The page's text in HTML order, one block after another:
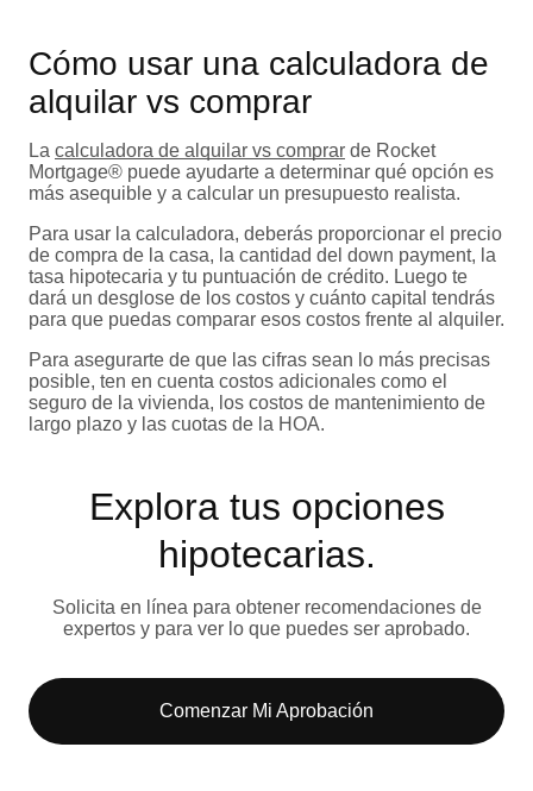
Cómo usar una calculadora de
alquilar vs comprar
La calculadora de alquilar vs comprar de Rocket
Mortgage® puede ayudarte a determinar qué opción es
más asequible y a calcular un presupuesto realista.
Para usar la calculadora, deberás proporcionar el precio
de compra de la casa, la cantidad del down payment, la
tasa hipotecaria y tu puntuación de crédito. Luego te
dará un desglose de los costos y cuánto capital tendrás
para que puedas comparar esos costos frente al alquiler.
Para asegurarte de que las cifras sean lo más precisas
posible, ten en cuenta costos adicionales como el
seguro de la vivienda, los costos de mantenimiento de
largo plazo y las cuotas de la HOA.
Explora tus opciones
hipotecarias.
Solicita en línea para obtener recomendaciones de
expertos y para ver lo que puedes ser aprobado.
Comenzar Mi Aprobación